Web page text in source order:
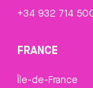
+34 932 714
FRANCE
Île-de-France